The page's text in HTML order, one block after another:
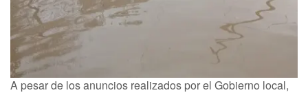
A pesar de los anuncios realizados por el Gobierno local,